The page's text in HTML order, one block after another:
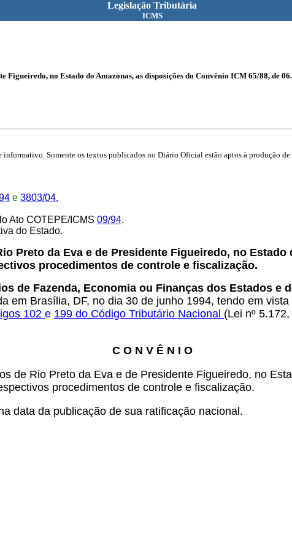
Legislação Tributária
ICMS
Figueiredo, no Estado do Amazonas, as disposições do Convênio ICM 65/88, de
informativo. Somente os textos publicados no Diário Oficial estão aptos à produção
e 3803/04.
Ato COTEPE/ICMS 09/94.
do Estado.
Preto da Eva e de Presidente Figueiredo, no
procedimentos de controle e fiscalização.
de Fazenda, Economia ou Finanças dos Estados e
em Brasília, DF, no dia 30 de junho 1994, tendo em vista
102 e 199 do Código Tributário Nacional (Lei nº
C O N V Ê N I O
de Rio Preto da Eva e de Presidente Figueiredo, no
procedimentos de controle e fiscalização.
data da publicação de sua ratificação nacional.